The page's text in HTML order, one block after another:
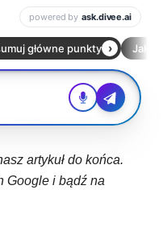
artykuł do końca.
Google i bądź na